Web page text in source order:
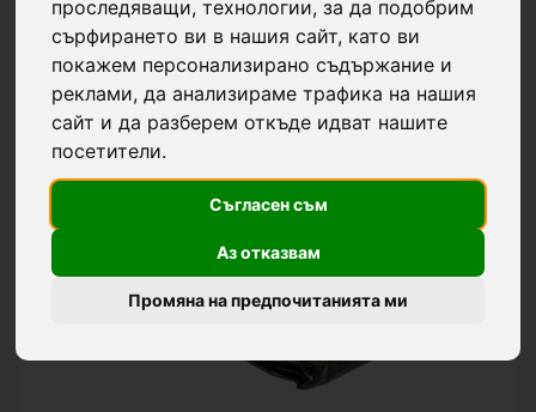
проследяващи, технологии, за да подобрим
сърфирането ви в нашия сайт, като ви
покажем персонализирано съдържание и
реклами, да анализираме трафика на нашия
сайт и да разберем откъде идват нашите
посетители.
Съгласен съм
Аз отказвам
Промяна на предпочитанията ми